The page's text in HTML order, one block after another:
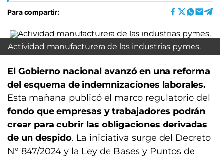
Para compartir:
Actividad manufacturera de las industrias pymes.
El Gobierno nacional avanzó en una reforma
del esquema de indemnizaciones laborales.
Esta mañana publicó el marco regulatorio del
fondo que empresas y trabajadores podrán
crear para cubrir las obligaciones derivadas
de un despido. La iniciativa surge del Decreto
N° 847/2024 y la Ley de Bases y Puntos de